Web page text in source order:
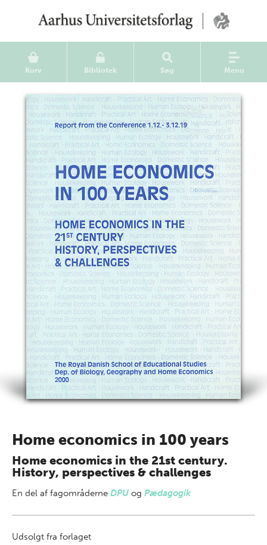
Kurv Bibliotek Søg Menu
Home economics in 100 years
Home economics in the 21st century.
History, perspectives & challenges
En del af fagområderne DPU og Pædagogik
Udsolgt fra forlaget